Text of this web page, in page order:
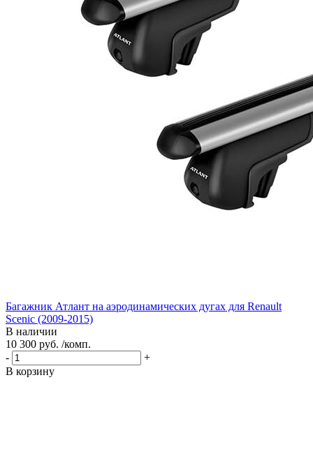
Багажник Атлант на аэродинамических дугах для Renault
Scenic (2009-2015)
В наличии
10 300 руб. /комп.
-
+
В корзину